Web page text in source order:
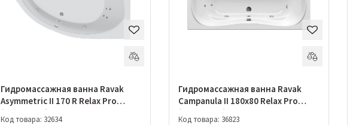
Гидромассажная ванна Ravak
Asymmetric II 170 R Relax Pro
(GMSR0974)
Код товара: 32634
Гидромассажная ванна Ravak
Campanula II 180x80 Relax Pro
(GMSR1476)
Код товара: 36823